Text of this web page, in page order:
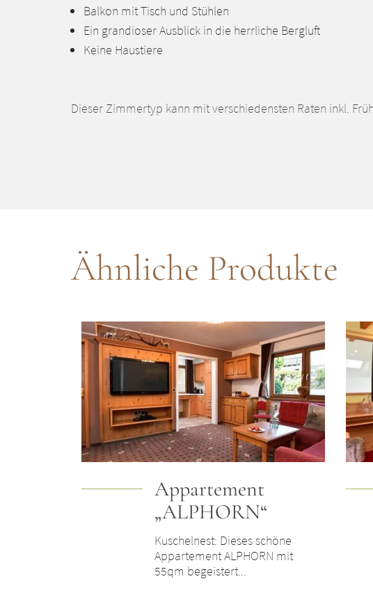
Balkon mit Tisch und Stühlen
Ein grandioser Ausblick in die herrliche Bergluft
Keine Haustiere
Dieser Zimmertyp kann mit verschiedensten Raten inkl.
Ähnliche Produkte
Appartement
„ALPHORN“
Kuschelnest: Dieses schöne
Appartement ALPHORN mit
55qm begeistert...